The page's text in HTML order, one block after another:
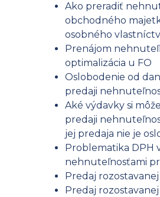
Ako preradiť
obchodného
osobného
Prenájom
optimalizácia u FO
Oslobodenie od
predaji
Aké výdavky si
predaji
jej predaja nie je
Problematika DPH
nehnuteľnosťami
Predaj
Predaj